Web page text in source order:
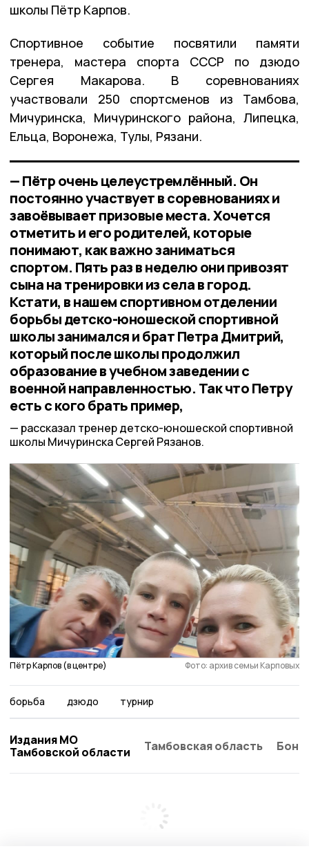
школы Пётр Карпов.
Спортивное событие посвятили памяти
тренера, мастера спорта СССР по дзюдо
Сергея Макарова. В соревнованиях
участвовали 250 спортсменов из Тамбова,
Мичуринска, Мичуринского района, Липецка,
Ельца, Воронежа, Тулы, Рязани.
— Пётр очень целеустремлённый. Он
постоянно участвует в соревнованиях и
завоёвывает призовые места. Хочется
отметить и его родителей, которые
понимают, как важно заниматься
спортом. Пять раз в неделю они привозят
сына на тренировки из села в город.
Кстати, в нашем спортивном отделении
борьбы детско-юношеской спортивной
школы занимался и брат Петра Дмитрий,
который после школы продолжил
образование в учебном заведении с
военной направленностью. Так что Петру
есть с кого брать пример,
рассказал тренер детско-юношеской спортивной
школы Мичуринска Сергей Рязанов.
Пётр Карпов (в центре) Фото: архив семьи Карповых
борьба дзюдо турнир
Издания МО
Тамбовской области
Тамбовская область